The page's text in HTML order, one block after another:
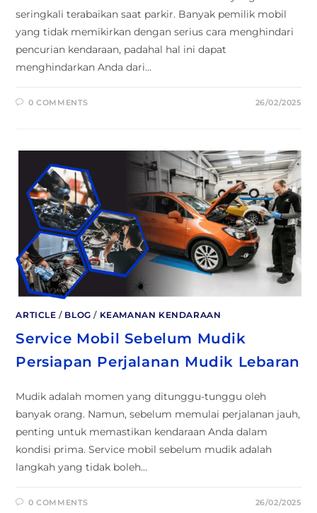
seringkali terabaikan saat parkir. Banyak pemilik mobil
yang tidak memikirkan dengan serius cara menghindari
pencurian kendaraan, padahal hal ini dapat
menghindarkan Anda dari…
0 COMMENTS 26/02/2025
ARTICLE / BLOG / KEAMANAN KENDARAAN
Service Mobil Sebelum Mudik
Persiapan Perjalanan Mudik Lebaran
Mudik adalah momen yang ditunggu-tunggu oleh
banyak orang. Namun, sebelum memulai perjalanan jauh,
penting untuk memastikan kendaraan Anda dalam
kondisi prima. Service mobil sebelum mudik adalah
langkah yang tidak boleh…
0 COMMENTS 26/02/2025